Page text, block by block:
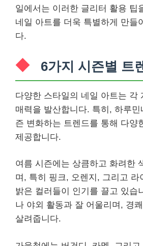
일에서는 이러한 글리터 활용 팁
네일 아트를 더욱 특별하게 만들
다.
6가지 시즌별 트
다양한 스타일의 네일 아트는 각
매력을 발산합니다. 특히, 하루민
즌 변화하는 트렌드를 통해 다양
제공합니다.
여름 시즌에는 상큼하고 화려한
며, 특히 핑크, 오렌지, 그리고 라
밝은 컬러들이 인기를 끌고 있습
나 야외 활동과 잘 어울리며, 경
살려줍니다.